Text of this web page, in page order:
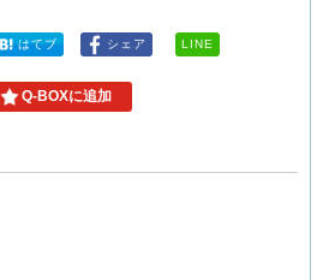
はてブ シェア LINE
Q-BOXに追加